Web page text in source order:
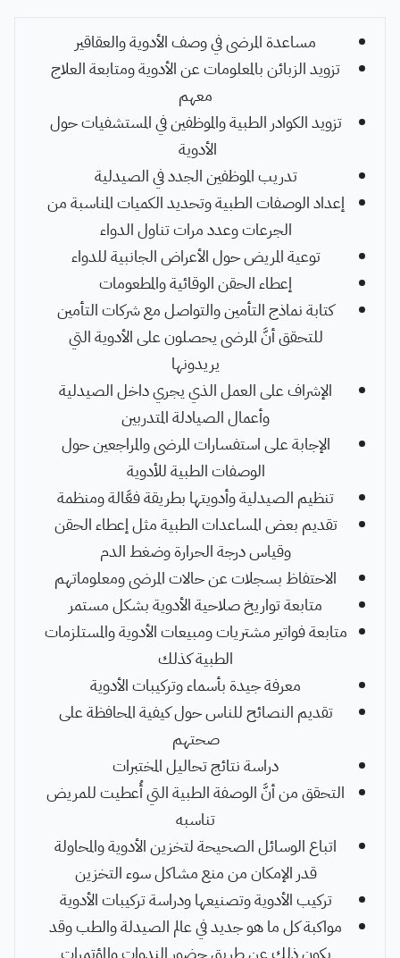
مساعدة المرضى في وصف الأدوية والعقاقير
تزويد الزبائن بالمعلومات عن الأدوية ومتابعة العلاج
معهم
تزويد الكوادر الطبية والموظفين في المستشفيات حول
الأدوية
تدريب الموظفين الجدد في الصيدلية
إعداد الوصفات الطبية وتحديد الكميات المناسبة من
الجرعات وعدد مرات تناول الدواء
توعية المريض حول الأعراض الجانبية للدواء
إعطاء الحقن الوقائية والمطعومات
كتابة نماذج التأمين والتواصل مع شركات التأمين
للتحقق أنَّ المرضى يحصلون على الأدوية التي
يريدونها
الإشراف على العمل الذي يجري داخل الصيدلية
وأعمال الصيادلة المتدربين
الإجابة على استفسارات المرضى والمراجعين حول
الوصفات الطبية للأدوية
تنظيم الصيدلية وأدويتها بطريقة فعَّالة ومنظمة
تقديم بعض المساعدات الطبية مثل إعطاء الحقن
وقياس درجة الحرارة وضغط الدم
الاحتفاظ بسجلات عن حالات المرضى ومعلوماتهم
متابعة تواريخ صلاحية الأدوية بشكل مستمر
متابعة فواتير مشتريات ومبيعات الأدوية والمستلزمات
الطبية كذلك
معرفة جيدة بأسماء وتركيبات الأدوية
تقديم النصائح للناس حول كيفية المحافظة على
صحتهم
دراسة نتائج تحاليل المختبرات
التحقق من أنَّ الوصفة الطبية التي أُعطيت للمريض
تناسبه
اتباع الوسائل الصحيحة لتخزين الأدوية والمحاولة
قدر الإمكان من منع مشاكل سوء التخزين
تركيب الأدوية وتصنيعها ودراسة تركيبات الأدوية
مواكبة كل ما هو جديد في عالم الصيدلة والطب وقد
يكون ذلك عن طريق حضور الندوات والمؤتمرات